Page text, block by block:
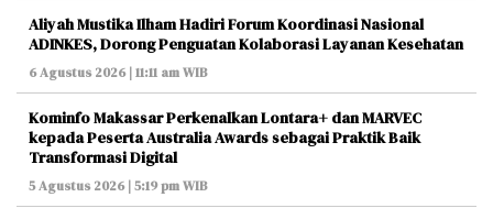
Aliyah Mustika Ilham Hadiri Forum Koordinasi Nasional
ADINKES, Dorong Penguatan Kolaborasi Layanan Kesehatan
6 Agustus 2026 | 11:11 am WIB
Kominfo Makassar Perkenalkan Lontara+ dan MARVEC
kepada Peserta Australia Awards sebagai Praktik Baik
Transformasi Digital
5 Agustus 2026 | 5:19 pm WIB